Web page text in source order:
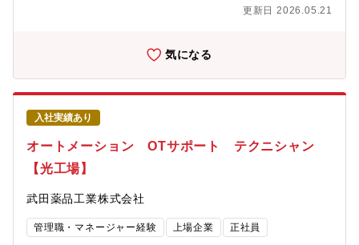
更新日 2026.05.21
気になる
入社実績あり
オートメーション OTサポート テクニシャン
【光工場】
武田薬品工業株式会社
管理職・マネージャー経験 上場企業 正社員